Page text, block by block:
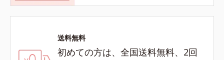
送料無料
初めての方は、全国送料無料、2回